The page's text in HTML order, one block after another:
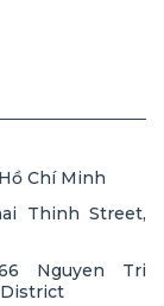
Chí Minh
Thinh Street,
Nguyen Tri
District